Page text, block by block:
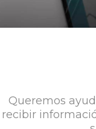
Queremos
recibir